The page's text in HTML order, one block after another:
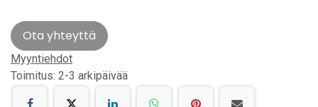
Ota yhteyttä
Myyntiehdot
Toimitus: 2-3 arkipäivää